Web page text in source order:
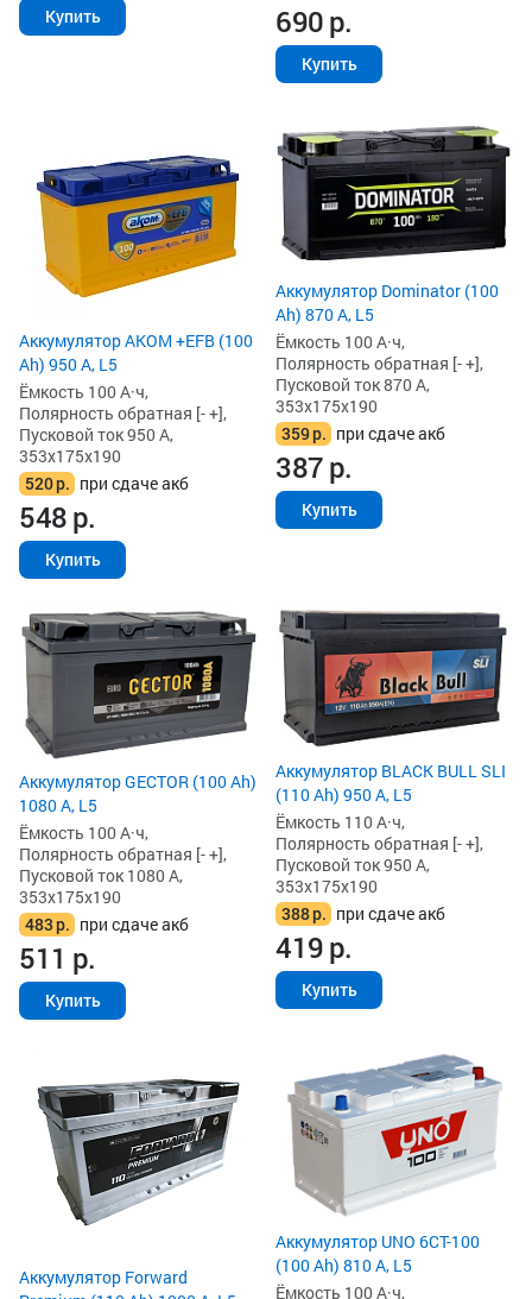
Купить 690р.
Купить
Аккумулятор AKOM +EFB (100
Ah) 950 А, L5
Ёмкость 100 А·ч,
Полярность обратная [- +],
Пусковой ток 950 А,
353x175x190
520р. при сдаче акб
548р.
Купить
Аккумулятор Dominator (100
Ah) 870 А, L5
Ёмкость 100 А·ч,
Полярность обратная [- +],
Пусковой ток 870 А,
353x175x190
359р. при сдаче акб
387р.
Купить
Аккумулятор GECTOR (100 Ah)
1080 А, L5
Ёмкость 100 А·ч,
Полярность обратная [- +],
Пусковой ток 1080 А,
353x175x190
483р. при сдаче акб
511 р.
Купить
Аккумулятор BLACK BULL SLI
(110 Ah) 950 А, L5
Ёмкость 110 А·ч,
Полярность обратная [- +],
Пусковой ток 950 А,
353x175x190
388р. при сдаче акб
419р.
Купить
Аккумулятор Forward
Аккумулятор UNO 6CT-100
(100 Ah) 810 А, L5
Ёмкость 100 А·ч,